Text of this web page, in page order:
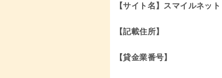
【サイト名】スマイルネット
【記載住所】
【貸金業番号】